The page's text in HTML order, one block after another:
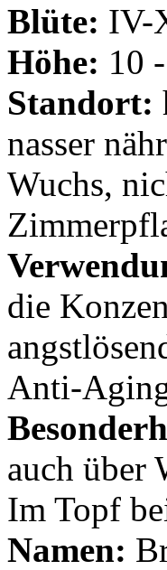
Blüte: IV-
Höhe: 10
Standort:
nasser
Wuchs,
die
Anti-
auch über
Im Topf
Namen: